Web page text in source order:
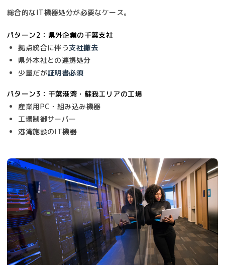
総合的なIT機器処分が必要なケース。
パターン2：県外企業の千葉支社
拠点統合に伴う支社撤去
県外本社との連携処分
少量だが証明書必須
パターン3：千葉港湾・蘇我エリアの工場
産業用PC・組み込み機器
工場制御サーバー
港湾施設のIT機器